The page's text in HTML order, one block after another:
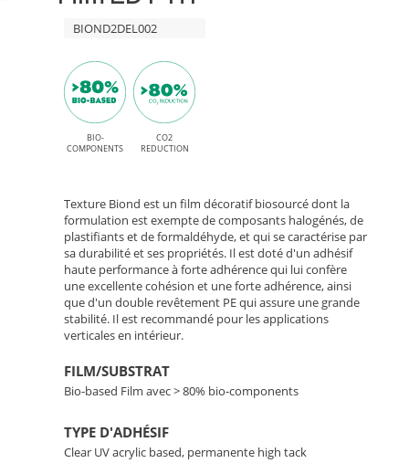
BIOND2DEL002
BIO-
COMPONENTS
CO2
REDUCTION
Texture Biond est un film décoratif biosourcé dont la
formulation est exempte de composants halogénés, de
plastifiants et de formaldéhyde, et qui se caractérise par
sa durabilité et ses propriétés. Il est doté d'un adhésif
haute performance à forte adhérence qui lui confère
une excellente cohésion et une forte adhérence, ainsi
que d'un double revêtement PE qui assure une grande
stabilité. Il est recommandé pour les applications
verticales en intérieur.
FILM/SUBSTRAT
Bio-based Film avec > 80% bio-components
TYPE D'ADHÉSIF
Clear UV acrylic based, permanente high tack
EL002
Sacral
Based
Décoratif
Elm
adhésif
permanent